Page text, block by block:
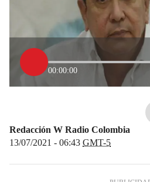
00:00:00
Redacción W Radio Colombia
13/07/2021 - 06:43 GMT-5